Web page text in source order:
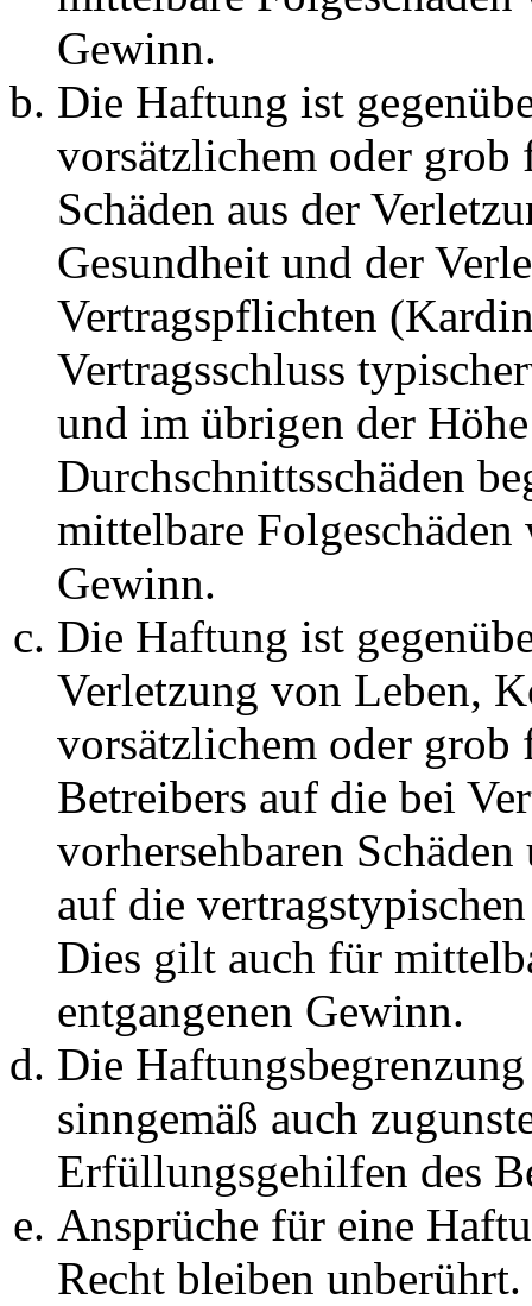
Gewinn.
Die Haftung ist
vorsätzlichem oder grob
Schäden aus der
Gesundheit und der
Vertragspflichten
Vertragsschluss
und im übrigen der
Durchschnittsschäden
mittelbare Folgeschäden
Gewinn.
Die Haftung ist
Verletzung von Leben,
vorsätzlichem oder grob
Betreibers auf die bei
vorhersehbaren
auf die
Dies gilt auch für
entgangenen Gewinn.
Die
sinngemäß auch
Erfüllungsgehilfen des
Ansprüche für eine
Recht bleiben unberührt.